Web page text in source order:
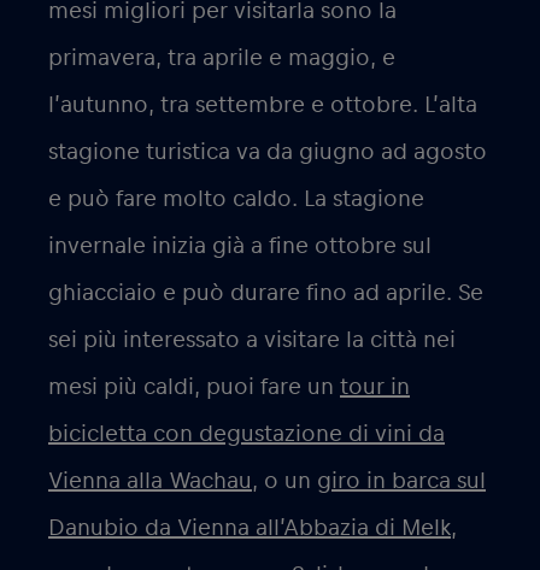
mesi migliori per visitarla sono la
primavera, tra aprile e maggio, e
l’autunno, tra settembre e ottobre. L’alta
stagione turistica va da giugno ad agosto
e può fare molto caldo. La stagione
invernale inizia già a fine ottobre sul
ghiacciaio e può durare fino ad aprile. Se
sei più interessato a visitare la città nei
mesi più caldi, puoi fare un tour in
bicicletta con degustazione di vini da
Vienna alla Wachau , o un giro in barca sul
Danubio da Vienna all’Abbazia di Melk,